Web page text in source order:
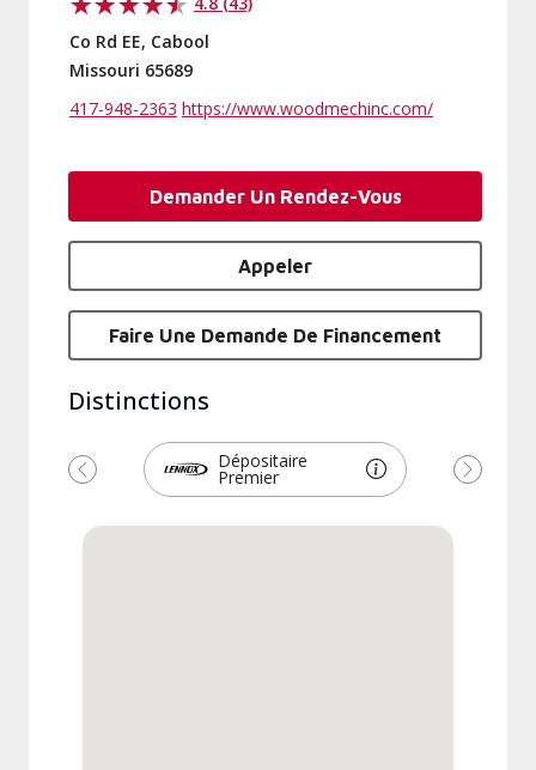
Co Rd EE, Cabool
Missouri 65689
417-948-2363 https://www.woodmechinc.com/
Demander Un Rendez-Vous
Appeler
Faire Une Demande De Financement
Distinctions
Dépositaire
Premier
Précédent Suivant